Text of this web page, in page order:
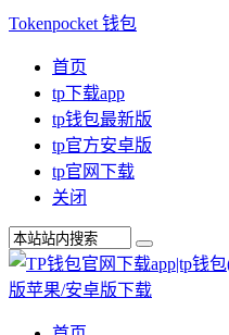
Tokenpocket 钱包
首页
tp下载app
tp钱包最新版
tp官方安卓版
tp官网下载
关闭